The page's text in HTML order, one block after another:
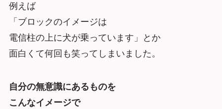
例えば
「ブロックのイメージは
電信柱の上に犬が乗っています」とか
面白くて何回も笑ってしまいました。
自分の無意識にあるものを
こんなイメージで